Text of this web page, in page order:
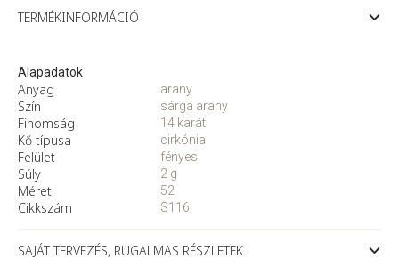
TERMÉKINFORMÁCIÓ
Alapadatok
Anyag
Szín
Finomság
Kő típusa
Felület
Súly
Méret
Cikkszám
arany
sárga arany
14 karát
cirkónia
fényes
2 g
52
S116
SAJÁT TERVEZÉS, RUGALMAS RÉSZLETEK